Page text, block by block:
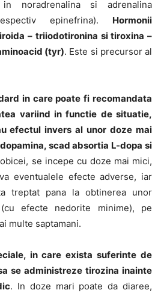
noradrenalina si adrenalina
epinefrina). Hormonii
– triiodotironina si tiroxina –
(tyr). Este si precursor al
in care poate fi recomandata
variind in functie de situatie,
efectul invers al unor doze mai
scad absortia L-dopa si
se incepe cu doze mai mici,
eventualele efecte adverse, iar
treptat pana la obtinerea unor
efecte nedorite minime), pe
multe saptamani.
in care exista suferinte de
se administreze tirozina inainte
. In doze mari poate da diaree,